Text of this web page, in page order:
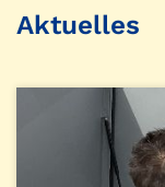
Aktuelles